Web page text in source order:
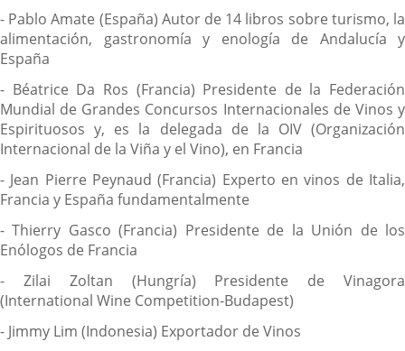
- Pablo Amate (España) Autor de 14 libros sobre turismo, la
alimentación, gastronomía y enología de Andalucía y
España
- Béatrice Da Ros (Francia) Presidente de la Federación
Mundial de Grandes Concursos Internacionales de Vinos y
Espirituosos y, es la delegada de la OIV (Organización
Internacional de la Viña y el Vino), en Francia
- Jean Pierre Peynaud (Francia) Experto en vinos de Italia,
Francia y España fundamentalmente
- Thierry Gasco (Francia) Presidente de la Unión de los
Enólogos de Francia
- Zilai Zoltan (Hungría) Presidente de Vinagora
(International Wine Competition-Budapest)
- Jimmy Lim (Indonesia) Exportador de Vinos